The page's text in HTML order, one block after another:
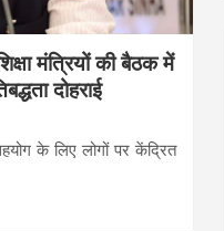
मंत्रियों की बैठक में
दोहराई
के लिए लोगों पर केंद्रित